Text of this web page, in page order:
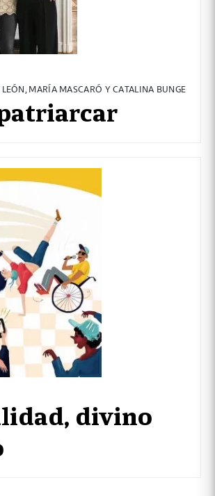
MARÍA MASCARÓ Y CATALINA BUNGE
divino